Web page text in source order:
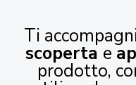
Ti
scoperta e
prodotto,